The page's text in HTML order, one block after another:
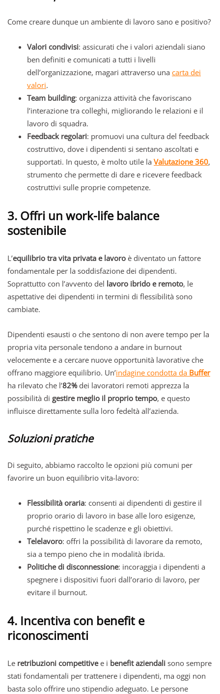
Come creare dunque un ambiente di lavoro sano e positivo?
Valori condivisi: assicurati che i valori aziendali siano
ben definiti e comunicati a tutti i livelli
dell’organizzazione, magari attraverso una carta dei
valori.
Team building: organizza attività che favoriscano
l’interazione tra colleghi, migliorando le relazioni e il
lavoro di squadra.
Feedback regolari: promuovi una cultura del feedback
costruttivo, dove i dipendenti si sentano ascoltati e
supportati. In questo, è molto utile la Valutazione 360,
strumento che permette di dare e ricevere feedback
costruttivi sulle proprie competenze.
3. Offri un work-life balance
sostenibile
L’equilibrio tra vita privata e lavoro è diventato un fattore
fondamentale per la soddisfazione dei dipendenti.
Soprattutto con l’avvento del lavoro ibrido e remoto, le
aspettative dei dipendenti in termini di flessibilità sono
cambiate.
Dipendenti esausti o che sentono di non avere tempo per la
propria vita personale tendono a andare in burnout
velocemente e a cercare nuove opportunità lavorative che
offrano maggiore equilibrio. Un’indagine condotta da Buffer
ha rilevato che l’82%dei lavoratori remoti apprezza la
possibilità di gestire meglio il proprio tempo, e questo
influisce direttamente sulla loro fedeltà all’azienda.
Soluzioni pratiche
Di seguito, abbiamo raccolto le opzioni più comuni per
favorire un buon equilibrio vita-lavoro:
Flessibilità oraria: consenti ai dipendenti di gestire il
proprio orario di lavoro in base alle loro esigenze,
purché rispettino le scadenze e gli obiettivi.
Telelavoro: offri la possibilità di lavorare da remoto,
sia a tempo pieno che in modalità ibrida.
Politiche di disconnessione: incoraggia i dipendenti a
spegnere i dispositivi fuori dall’orario di lavoro, per
evitare il burnout.
4. Incentiva con benefit e
riconoscimenti
Le retribuzioni competitivee i benefit aziendali sono sempre
stati fondamentali per trattenere i dipendenti, ma oggi non
basta solo offrire uno stipendio adeguato. Le persone